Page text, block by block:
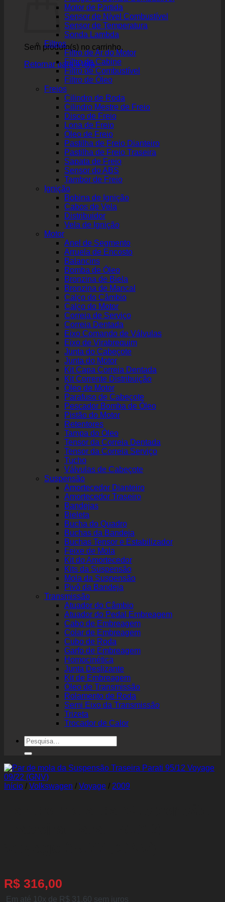
Sem produto(s) no carrinho.
Retornar para a loja
Motor de Partida
Sensor de Nível Combustível
Sensor de Temperatura
Sonda Lambda
Filtros
Filtro de Ar do Motor
Filtro de Cabine
Filtro de Combustível
Filtro de Óleo
Freios
Cilindro de Roda
Cilindro Mestre de Freio
Disco de Freio
Lona de Freio
Óleo de Freio
Pastilha de Freio Dianteiro
Pastilha de Freio Traseira
Sapata de Freio
Sensor do ABS
Tambor de Freio
Ignição
Bobina de Ignição
Cabos de Vela
Distribuidor
Vela de Ignição
Motor
Anel de Segmento
Arruela de Encosto
Balancins
Bomba de Óleo
Bronzina de Biela
Bronzina de Mancal
Calço do Câmbio
Calço do Motor
Correia de Serviço
Correia Dentada
Eixo Comando de Válvulas
Eixo de Virabrequim
Junta do Cabeçote
Junta do Motor
Kit Capa Correia Dentada
Kit Corrente Distribuição
Óleo de Motor
Parafuso de Cabeçote
Pescador Bomba de Óleo
Pistão do Motor
Retentores
Tampa do Óleo
Tensor da Correia Dentada
Tensor da Correia Serviço
Tucho
Válvulas de Cabeçote
Suspensão
Amortecedor Dianteiro
Amortecedor Traseiro
Bandejas
Bieleta
Bucha do Quadro
Buchas da Bandeja
Buchas Tensor e Estabilizador
Feixe de Mola
Kit do Amortecedor
Kits da Suspensão
Mola da Suspensão
Pivô da Bandeja
Transmissão
Atuador do Câmbio
Atuador do Pedal Embreagem
Cabo de Embreagem
Colar de Embreagem
Cubo de Roda
Garfo de Embreagem
Homocinética
Junta Deslizante
Kit de Embreagem
Óleo de Transmissão
Rolamento de Roda
Semi Eixo da Transmissão
Trizeta
Trocador de Calor
Pesquisar
por:
Início / Volkswagen / Voyage / 2009
R$ 316,00
Em até 10x de R$ 31,60 sem juros